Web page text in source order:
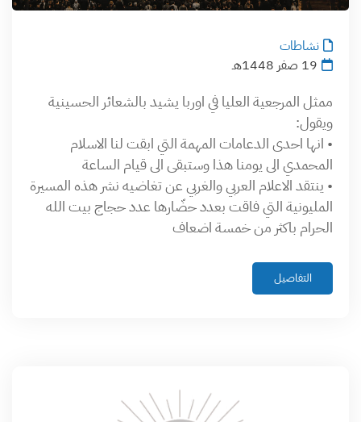
نشاطات
19 صفر 1448هـ
ممثل المرجعية العليا في اوربا يشيد بالشعائر الحسينية
ويقول:
• انها احدى الدعامات المهمة التي ابقت لنا الاسلام
المحمدي الى يومنا هذا وستبقى الى قيام الساعة
• ينتقد الاعلام العربي والغربي عن تغاضيه نشر هذه المسيرة
المليونية التي فاقت بعدد حضّارها عدد حجاج بيت الله
الحرام باكثر من خمسة اضعاف
التفاصيل